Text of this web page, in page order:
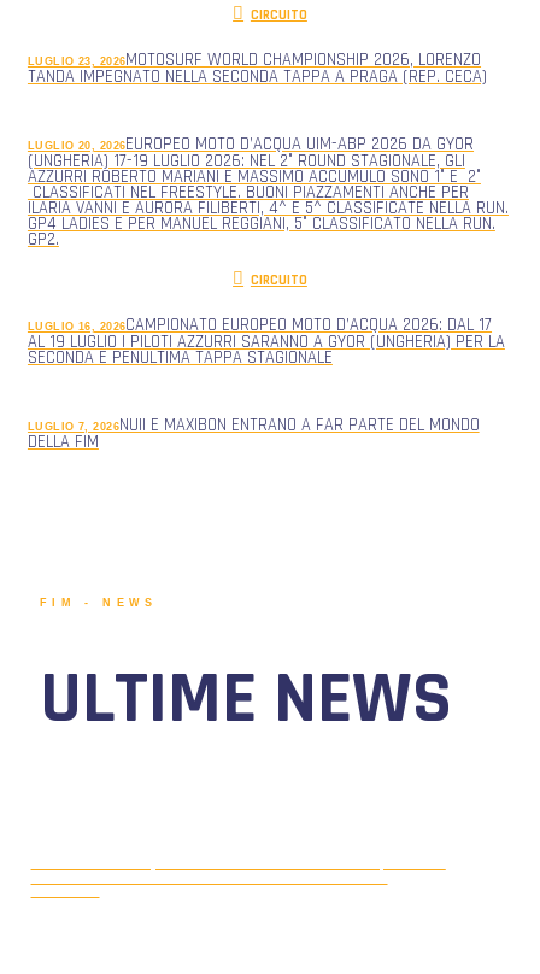
CIRCUITO
LUGLIO 23, 2026MOTOSURF WORLD CHAMPIONSHIP 2026, LORENZO
TANDA IMPEGNATO NELLA SECONDA TAPPA A PRAGA (REP. CECA)
LUGLIO 20, 2026EUROPEO MOTO D’ACQUA UIM-ABP 2026 DA GYOR
(UNGHERIA) 17-19 LUGLIO 2026: NEL 2° ROUND STAGIONALE, GLI
AZZURRI ROBERTO MARIANI E MASSIMO ACCUMULO SONO 1° E 2°
CLASSIFICATI NEL FREESTYLE. BUONI PIAZZAMENTI ANCHE PER
ILARIA VANNI E AURORA FILIBERTI, 4^ E 5^ CLASSIFICATE NELLA RUN.
GP4 LADIES E PER MANUEL REGGIANI, 5° CLASSIFICATO NELLA RUN.
GP2.
CIRCUITO
LUGLIO 16, 2026CAMPIONATO EUROPEO MOTO D’ACQUA 2026: DAL 17
AL 19 LUGLIO I PILOTI AZZURRI SARANNO A GYOR (UNGHERIA) PER LA
SECONDA E PENULTIMA TAPPA STAGIONALE
LUGLIO 7, 2026NUII E MAXIBON ENTRANO A FAR PARTE DEL MONDO
DELLA FIM
FIM - NEWS
ULTIME NEWS
VIVERONE!